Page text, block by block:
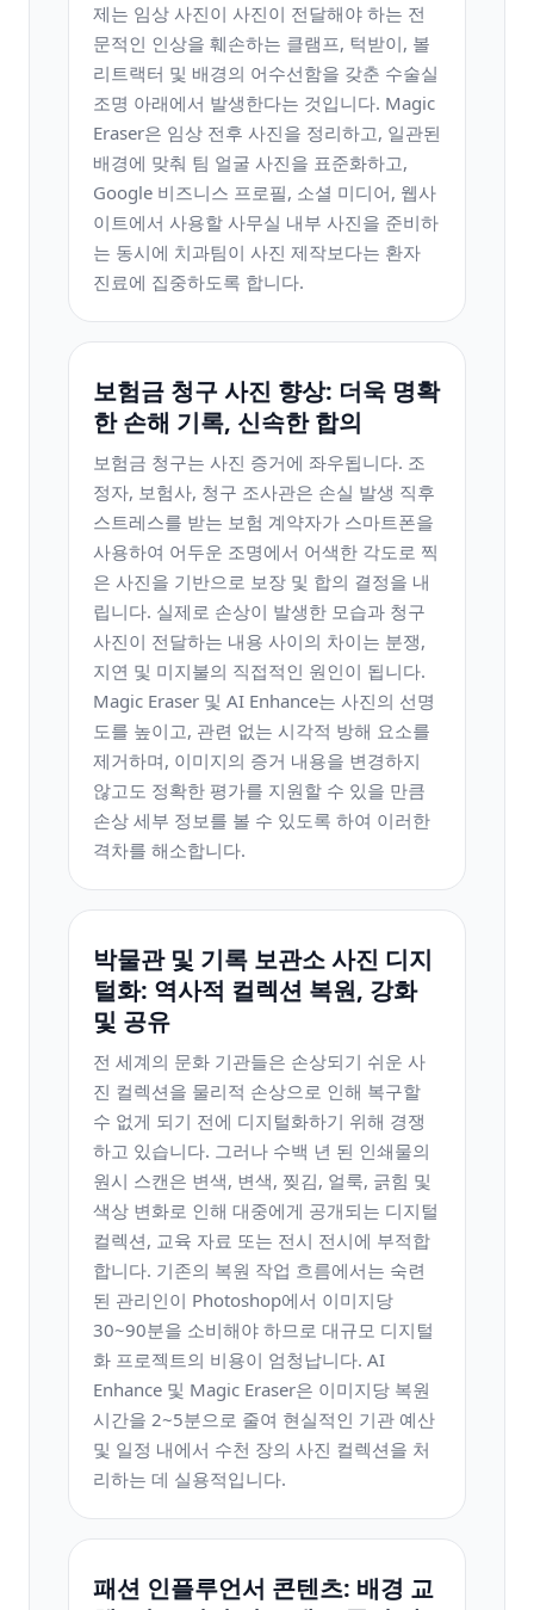
제는 임상 사진이 사진이 전달해야 하는 전
문적인 인상을 훼손하는 클램프, 턱받이, 볼
리트랙터 및 배경의 어수선함을 갖춘 수술실
조명 아래에서 발생한다는 것입니다. Magic
Eraser은 임상 전후 사진을 정리하고, 일관된
배경에 맞춰 팀 얼굴 사진을 표준화하고,
Google 비즈니스 프로필, 소셜 미디어, 웹사
이트에서 사용할 사무실 내부 사진을 준비하
는 동시에 치과팀이 사진 제작보다는 환자
진료에 집중하도록 합니다.
보험금 청구 사진 향상: 더욱 명확
한 손해 기록, 신속한 합의
보험금 청구는 사진 증거에 좌우됩니다. 조
정자, 보험사, 청구 조사관은 손실 발생 직후
스트레스를 받는 보험 계약자가 스마트폰을
사용하여 어두운 조명에서 어색한 각도로 찍
은 사진을 기반으로 보장 및 합의 결정을 내
립니다. 실제로 손상이 발생한 모습과 청구
사진이 전달하는 내용 사이의 차이는 분쟁,
지연 및 미지불의 직접적인 원인이 됩니다.
Magic Eraser 및 AI Enhance는 사진의 선명
도를 높이고, 관련 없는 시각적 방해 요소를
제거하며, 이미지의 증거 내용을 변경하지
않고도 정확한 평가를 지원할 수 있을 만큼
손상 세부 정보를 볼 수 있도록 하여 이러한
격차를 해소합니다.
박물관 및 기록 보관소 사진 디지
털화: 역사적 컬렉션 복원, 강화
및 공유
전 세계의 문화 기관들은 손상되기 쉬운 사
진 컬렉션을 물리적 손상으로 인해 복구할
수 없게 되기 전에 디지털화하기 위해 경쟁
하고 있습니다. 그러나 수백 년 된 인쇄물의
원시 스캔은 변색, 변색, 찢김, 얼룩, 긁힘 및
색상 변화로 인해 대중에게 공개되는 디지털
컬렉션, 교육 자료 또는 전시 전시에 부적합
합니다. 기존의 복원 작업 흐름에서는 숙련
된 관리인이 Photoshop에서 이미지당
30~90분을 소비해야 하므로 대규모 디지털
화 프로젝트의 비용이 엄청납니다. AI
Enhance 및 Magic Eraser은 이미지당 복원
시간을 2~5분으로 줄여 현실적인 기관 예산
및 일정 내에서 수천 장의 사진 컬렉션을 처
리하는 데 실용적입니다.
패션 인플루언서 콘텐츠: 배경 교